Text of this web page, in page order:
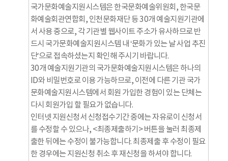
국가문화예술지원시스템은 한국문화예술위원회, 한국문
화예술회관연합회, 인천문화재단 등 30개 예술지원기관에
서 사용 중으로, 각 기관별 웹사이트 주소가 유사하므로 반
드시 국가문화예술지원시스템 내 ‘문화가 있는 날 사업 추진
단’으로 접속하셨는지 확인해 주시기 바랍니다.
30개 예술지원기관의 국가문화예술지원시스템은 하나의
ID와 비밀번호로 이용 가능하므로, 이전에 다른 기관 국가
문화예술지원시스템에서 회원 가입한 경험이 있는 단체는
다시 회원가입 할 필요가 없습니다.
인터넷 지원신청서 신청접수기간 중에는 자유로이 신청서
를 수정할 수 있으나, <최종제출하기> 버튼을 눌러 최종제
출한 뒤에는 수정이 불가능합니다. 최종제출 후 수정이 필요
한 경우에는 지원신청 취소 후 재신청을 하셔야 합니다.